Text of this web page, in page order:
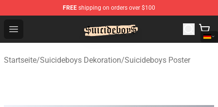
FREE shipping on orders over $100
Open menu
$uicideboy$ Shop - Official $uicideboy$ Merchandise
Startseite/Suicideboys Dekoration/Suicideboys Poster